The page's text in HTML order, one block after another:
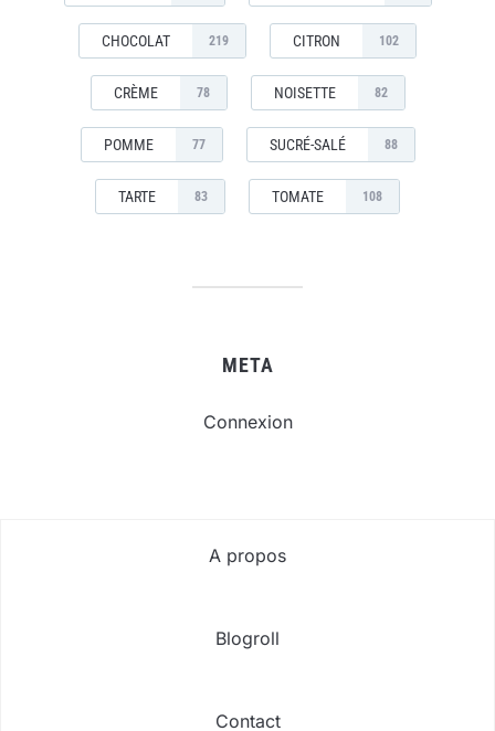
CHOCOLAT 219 CITRON 102
CRÈME 78 NOISETTE 82
POMME 77 SUCRÉ-SALÉ 88
TARTE 83 TOMATE 108
META
Connexion
A propos
Blogroll
Contact